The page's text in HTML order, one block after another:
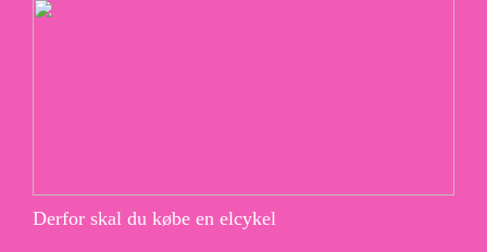
Derfor skal du købe en elcykel